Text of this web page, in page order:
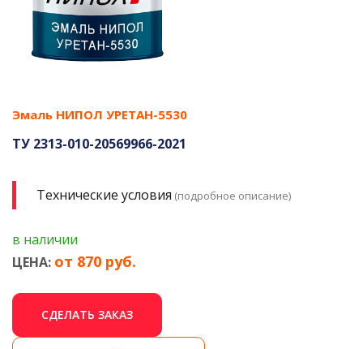
Эмаль НИПОЛ УРЕТАН-5530
ТУ 2313-010-20569966-2021
Технические условия (подробное описание)
в наличии
ЦЕНА: от 870 руб.
СДЕЛАТЬ ЗАКАЗ